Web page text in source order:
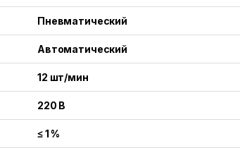
Пневматический
Автоматический
12 шт/мин
220 В
≤ 1 %